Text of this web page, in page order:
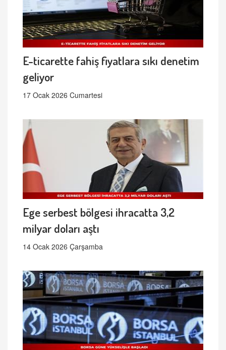
E-ticarette fahiş fiyatlara sıkı denetim
geliyor
17 Ocak 2026 Cumartesi
Ege serbest bölgesi ihracatta 3,2
milyar doları aştı
14 Ocak 2026 Çarşamba